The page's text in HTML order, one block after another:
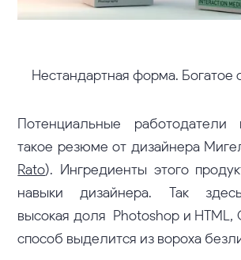
Нестандартная форма. Богатое
Потенциальные работодатели
такое резюме от дизайнера
Rato). Ингредиенты этого
навыки дизайнера. Так
высокая доля Photoshop и HTML,
способ выделится из вороха